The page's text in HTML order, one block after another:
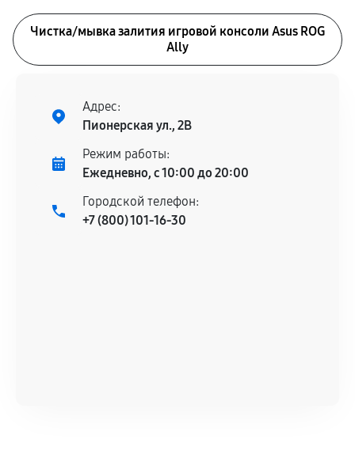
Чистка/мывка залития игровой консоли Asus ROG
Ally
Адрес:
Пионерская ул., 2В
Режим работы:
Ежедневно, с 10:00 до 20:00
Городской телефон:
+7 (800) 101-16-30